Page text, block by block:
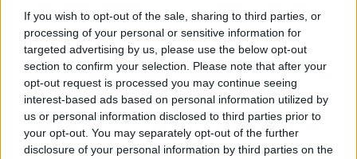
If you wish to opt-out of the sale, sharing to third parties, or
processing of your personal or sensitive information for
targeted advertising by us, please use the below opt-out
section to confirm your selection. Please note that after your
opt-out request is processed you may continue seeing
interest-based ads based on personal information utilized by
us or personal information disclosed to third parties prior to
your opt-out. You may separately opt-out of the further
disclosure of your personal information by third parties on the
Rigenerare il pianeta attraverso nuovi processi. Questo il filo
conduttore di Re-generate Planet, il confronto targato Audi, che si
è tenuto mercoledì 9 novembre nel Campus di H-FARM, uno fra i più
importanti poli di innovazione in Europa in cui …